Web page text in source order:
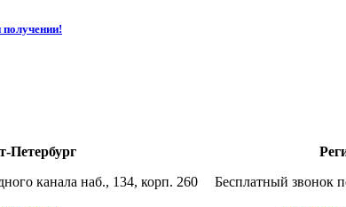
Петербург
канала наб., 134, корп. 260
Бесплатный звонок